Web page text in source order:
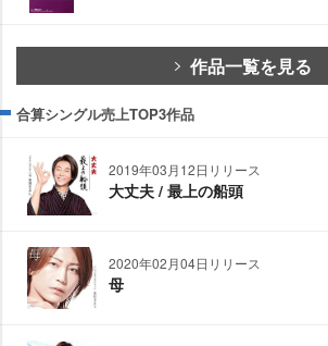
作品一覧を見る
合算シングル売上TOP3作品
2019年03月12日リリース
大丈夫 / 最上の船頭
2020年02月04日リリース
母